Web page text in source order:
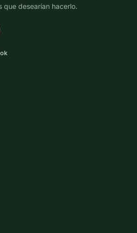
que desearían hacerlo.